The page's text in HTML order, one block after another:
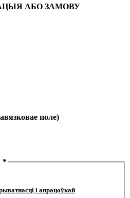
АБО ЗАМОВУ
поле)
*
і апрацоўкай